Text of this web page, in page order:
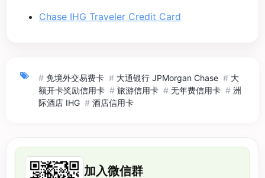
Chase IHG Traveler Credit Card
# 免境外交易费卡 # 大通银行 JPMorgan Chase # 大
额开卡奖励信用卡 # 旅游信用卡 # 无年费信用卡 # 洲
际酒店 IHG # 酒店信用卡
加入微信群